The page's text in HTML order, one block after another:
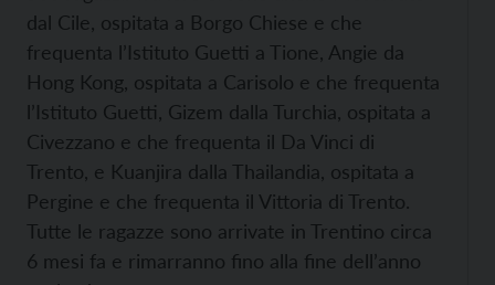
dal Cile, ospitata a Borgo Chiese e che
frequenta l’Istituto Guetti a Tione, Angie da
Hong Kong, ospitata a Carisolo e che frequenta
l’Istituto Guetti, Gizem dalla Turchia, ospitata a
Civezzano e che frequenta il Da Vinci di
Trento, e Kuanjira dalla Thailandia, ospitata a
Pergine e che frequenta il Vittoria di Trento.
Tutte le ragazze sono arrivate in Trentino circa
6 mesi fa e rimarranno fino alla fine dell’anno